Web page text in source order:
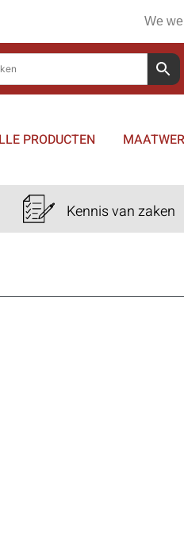
We
PRODUCTEN
Kennis van zaken